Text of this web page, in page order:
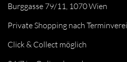
Burggasse 79/11, 1070 Wien
Private Shopping nach
Click & Collect möglich